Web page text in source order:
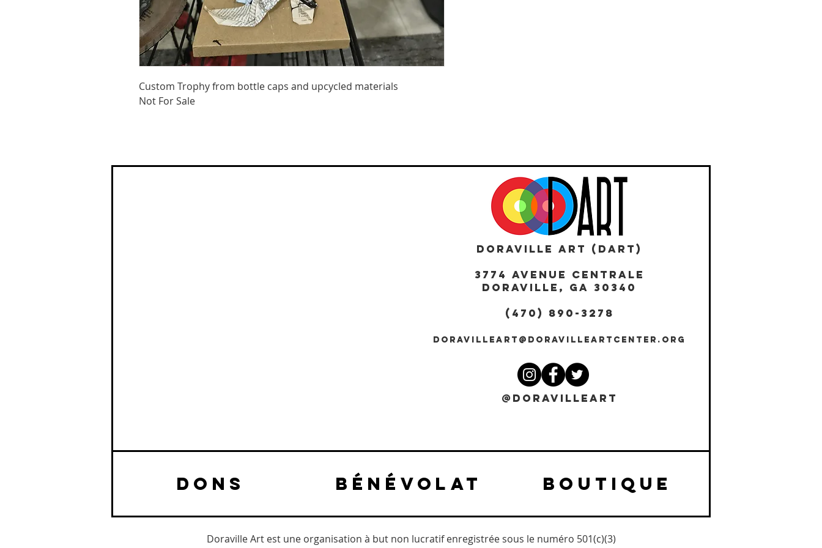
Custom Trophy from bottle caps and upcycled materials
Not For Sale
DORAVILLE ART (DART)
3774 AVENUE CENTRALE
DORAVILLE, GA 30340
(470) 890-3278
DORAVILLEART@DORAVILLEARTCENTER.ORG
@DORAVILLEART
DONS BÉNÉVOLAT BOUTIQUE
Doraville Art est une organisation à but non lucratif enregistrée sous le numéro 501(c)(3)